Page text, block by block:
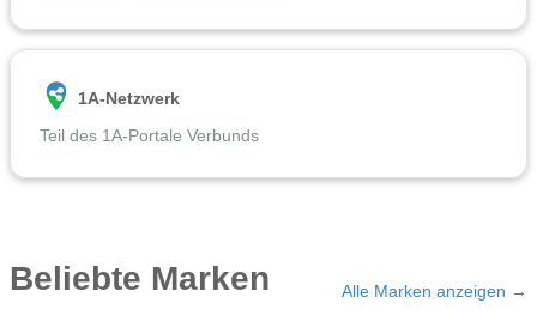
1A-Netzwerk
Teil des 1A-Portale Verbunds
Beliebte Marken Alle Marken anzeigen →